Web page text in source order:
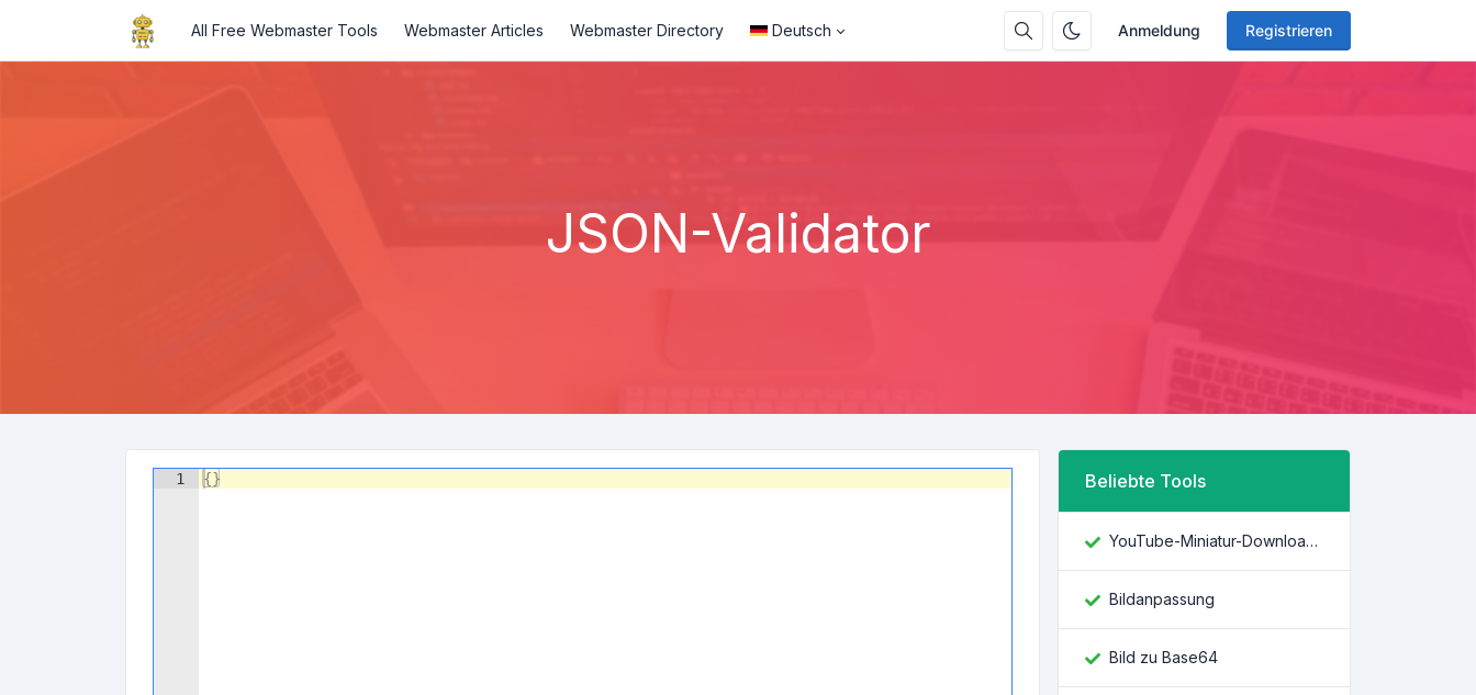
Anmeldung Registrieren
All Free Webmaster Tools Webmaster Articles Webmaster Directory Deutsch
JSON-Validator
1 {} Beliebte Tools
YouTube-Miniatur-Downloader
Bildanpassung
Bild zu Base64